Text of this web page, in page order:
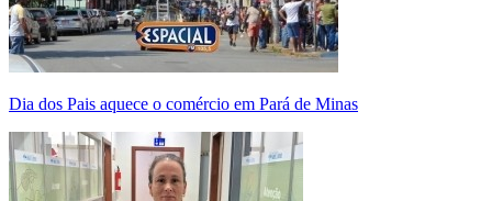
Dia dos Pais aquece o comércio em Pará de Minas